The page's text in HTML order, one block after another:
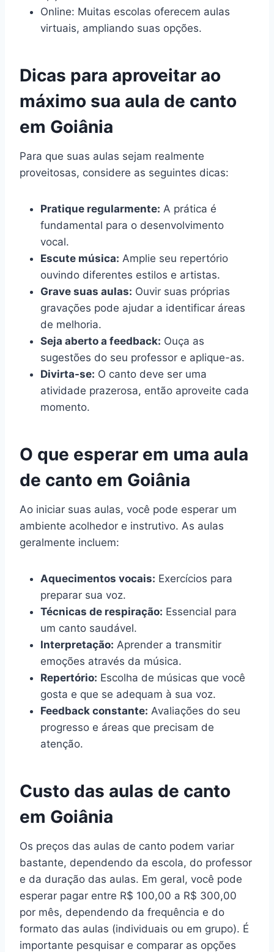
Online: Muitas escolas oferecem aulas
virtuais, ampliando suas opções.
Dicas para aproveitar ao
máximo sua aula de canto
em Goiânia
Para que suas aulas sejam realmente
proveitosas, considere as seguintes dicas:
Pratique regularmente: A prática é
fundamental para o desenvolvimento
vocal.
Escute música: Amplie seu repertório
ouvindo diferentes estilos e artistas.
Grave suas aulas: Ouvir suas próprias
gravações pode ajudar a identificar áreas
de melhoria.
Seja aberto a feedback: Ouça as
sugestões do seu professor e aplique-as.
Divirta-se: O canto deve ser uma
atividade prazerosa, então aproveite cada
momento.
O que esperar em uma aula
de canto em Goiânia
Ao iniciar suas aulas, você pode esperar um
ambiente acolhedor e instrutivo. As aulas
geralmente incluem:
Aquecimentos vocais: Exercícios para
preparar sua voz.
Técnicas de respiração: Essencial para
um canto saudável.
Interpretação: Aprender a transmitir
emoções através da música.
Repertório: Escolha de músicas que você
gosta e que se adequam à sua voz.
Feedback constante: Avaliações do seu
progresso e áreas que precisam de
atenção.
Custo das aulas de canto
em Goiânia
Os preços das aulas de canto podem variar
bastante, dependendo da escola, do professor
e da duração das aulas. Em geral, você pode
esperar pagar entre R$ 100,00 a R$ 300,00
por mês, dependendo da frequência e do
formato das aulas (individuais ou em grupo). É
importante pesquisar e comparar as opções